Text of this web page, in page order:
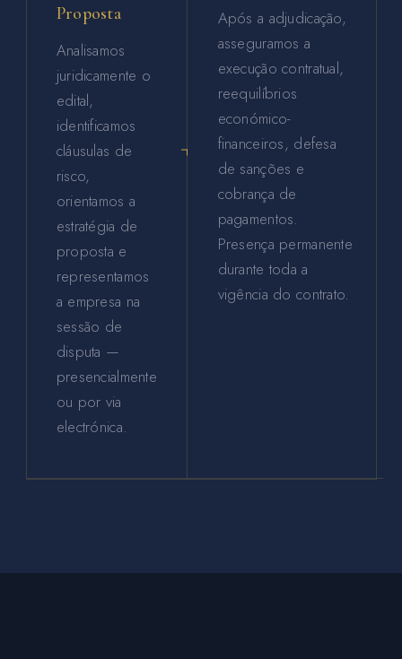
Proposta
Analisamos
juridicamente o
edital,
identificamos
cláusulas de
risco,
orientamos a
estratégia de
proposta e
representamos
a empresa na
sessão de
disputa —
presencialmente
ou por via
electrónica.
Após a adjudicação,
asseguramos a
execução contratual,
reequilíbrios
económico-
financeiros, defesa
de sanções e
cobrança de
pagamentos.
Presença permanente
durante toda a
vigência do contrato.